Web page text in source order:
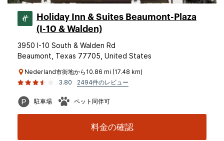
Holiday Inn & Suites Beaumont-Plaza
(I-10 & Walden)
3950 I-10 South & Walden Rd
Beaumont, Texas 77705, United States
Nederland市街地から10.86 mi (17.48 km)
3.80
2494件のレビュー
駐車場 ペット同伴可
料金の確認